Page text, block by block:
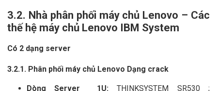
3.2. Nhà phân phối máy chủ Lenovo – Các
thế hệ máy chủ Lenovo IBM System
Có 2 dạng server
3.2.1. Phân phối máy chủ Lenovo Dạng crack
Dòng Server 1U:THINKSYSTEM SR530 ;